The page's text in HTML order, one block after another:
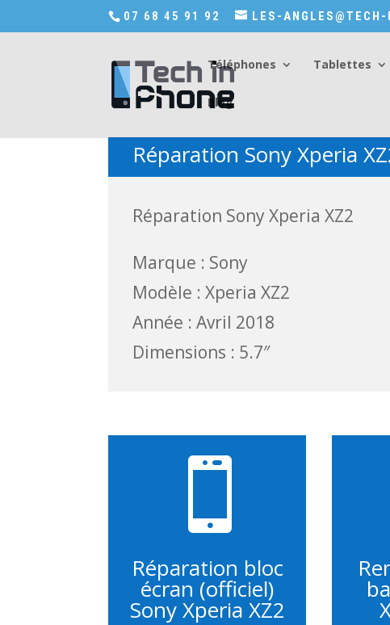
Accédez a Shop-in-tech-in-phone07 68 45 91 92 LES-
Téléphones Tablettes
Blog
Réparation Sony Xperia
Réparation Sony Xperia XZ2
Marque : Sony
Modèle : Xperia XZ2
Année : Avril 2018
Dimensions : 5.7″

Réparation bloc
écran (officiel)
Sony Xperia XZ2